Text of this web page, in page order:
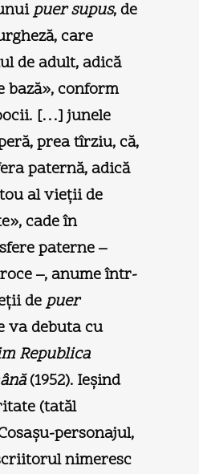
puer supus, de
care
de adult, adică
bază», conform
[…] junele
prea tîrziu, că,
paternă, adică
al vieţii de
cade în
paterne –
–, anume într-
de puer
va debuta cu
Republica
(1952). Ieşind
(tatăl
personajul,
nimeresc